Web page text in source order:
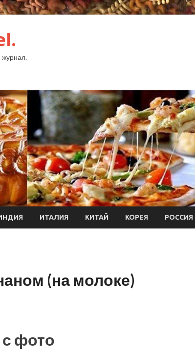
ИТАЛИЯ КИТАЙ КОРЕЯ РОССИЯ
(на молоке)
фото